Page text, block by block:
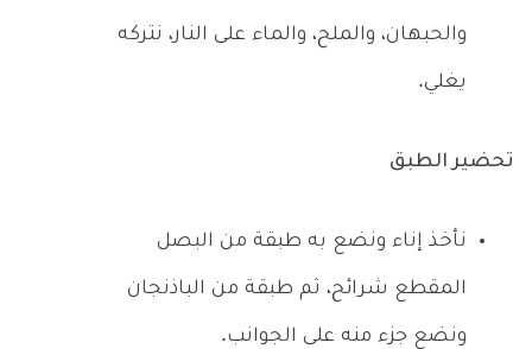
والحبهان، والملح، والماء على النار، نتركه
يغلي.
تحضير الطبق
نأخذ إناء ونضع به طبقة من البصل
المقطع شرائح، ثم طبقة من الباذنجان
ونضع جزء منه على الجوانب.